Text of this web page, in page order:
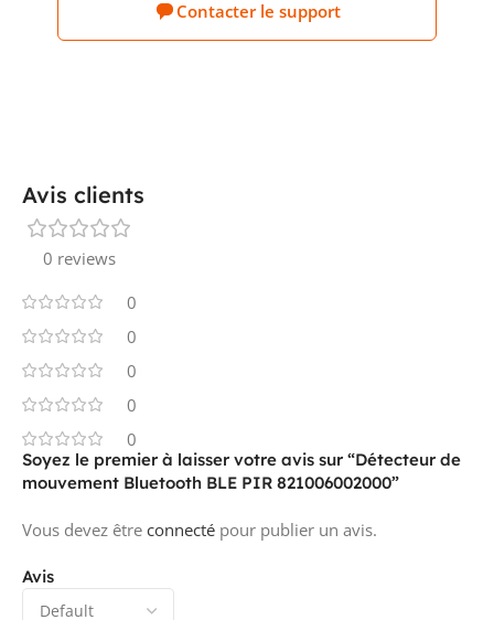
CLASSE DE PROTECTION (IP) IP20
TYPE DE TENSION
FRÉQUENCE
DURÉE D'ENCLENCHEMENT MIN.
LARGEUR
Contacter le support
Avis clients
0 reviews
0
0
0
0
0
Avis
Soyez le premier à laisser votre avis sur “Détecteur de
mouvement Bluetooth BLE PIR 821006002000”
Vous devez être connecté pour publier un avis.